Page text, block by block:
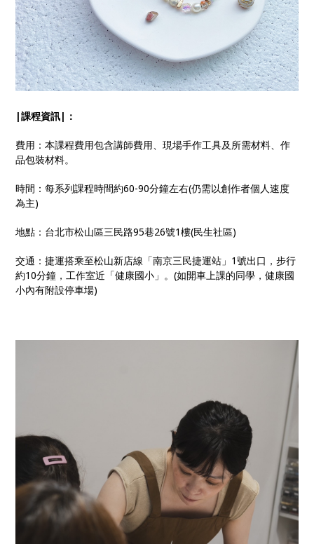
|課程資訊|：
費用：本課程費用包含講師費用、現場手作工具及所需材料、作
品包裝材料。
時間：每系列課程時間約60-90分鐘左右(仍需以創作者個人速度
為主)
地點：台北市松山區三民路95巷26號1樓(民生社區)
交通：捷運搭乘至松山新店線「南京三民捷運站」1號出口，步行
約10分鐘，工作室近「健康國小」。(如開車上課的同學，健康國
小內有附設停車場)